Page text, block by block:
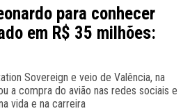
para conhecer
em R$ 35 milhões:
Sovereign e veio de Valência, na
a compra do avião nas redes sociais e
vida e na carreira